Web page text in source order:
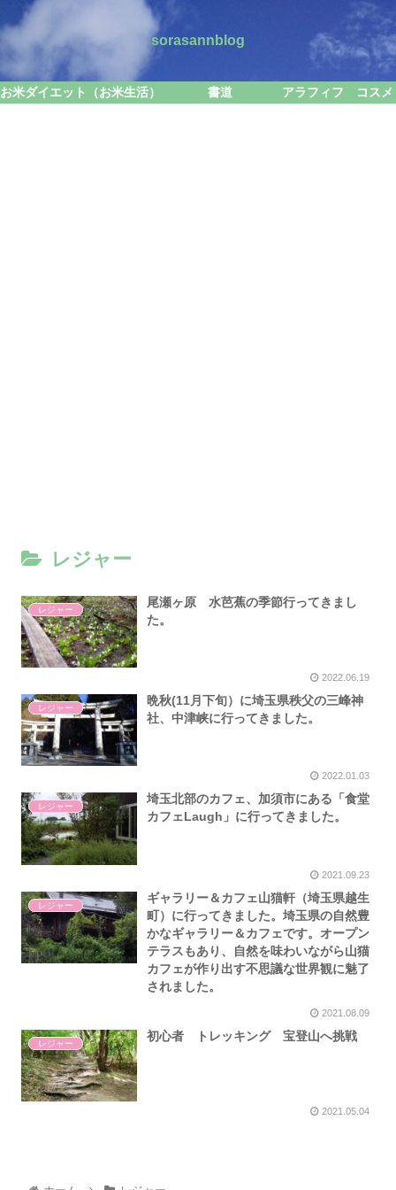
sorasannblog
お米ダイエット（お米生活） 書道 アラフィフ コスメ
レジャー
レジャー
尾瀬ヶ原 水芭蕉の季節行ってきまし
た。
2022.06.19
レジャー
晩秋(11月下旬）に埼玉県秩父の三峰神
社、中津峡に行ってきました。
2022.01.03
レジャー
埼玉北部のカフェ、加須市にある「食堂
カフェLaugh」に行ってきました。
2021.09.23
レジャー
ギャラリー＆カフェ山猫軒（埼玉県越生
町）に行ってきました。埼玉県の自然豊
かなギャラリー＆カフェです。オープン
テラスもあり、自然を味わいながら山猫
カフェが作り出す不思議な世界観に魅了
されました。
2021.08.09
レジャー
初心者 トレッキング 宝登山へ挑戦
2021.05.04